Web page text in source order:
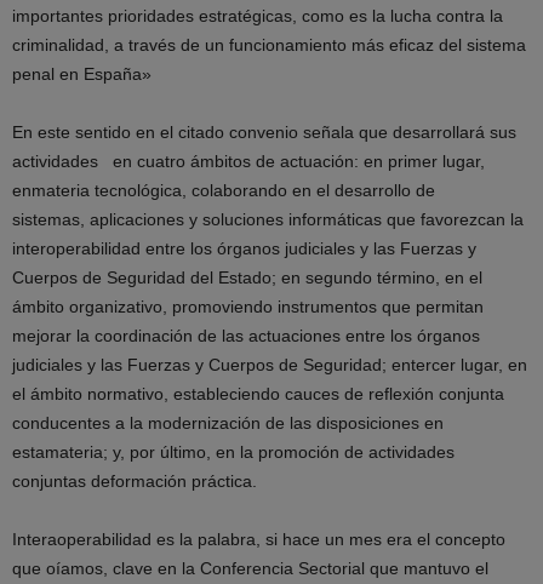
importantes prioridades estratégicas, como es la lucha contra la
criminalidad, a través de un funcionamiento más eficaz del sistema
penal en España»
En este sentido en el citado convenio señala que desarrollará sus
actividades en cuatro ámbitos de actuación: en primer lugar,
enmateria tecnológica, colaborando en el desarrollo de
sistemas, aplicaciones y soluciones informáticas que favorezcan la
interoperabilidad entre los órganos judiciales y las Fuerzas y
Cuerpos de Seguridad del Estado; en segundo término, en el
ámbito organizativo, promoviendo instrumentos que permitan
mejorar la coordinación de las actuaciones entre los órganos
judiciales y las Fuerzas y Cuerpos de Seguridad; entercer lugar, en
el ámbito normativo, estableciendo cauces de reflexión conjunta
conducentes a la modernización de las disposiciones en
estamateria; y, por último, en la promoción de actividades
conjuntas deformación práctica.
Interaoperabilidad es la palabra, si hace un mes era el concepto
que oíamos, clave en la Conferencia Sectorial que mantuvo el